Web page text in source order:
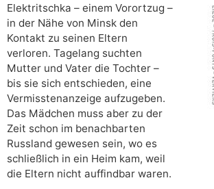
Elektritschka – einem Vorortzug –
in der Nähe von Minsk den
Kontakt zu seinen Eltern
verloren. Tagelang suchten
Mutter und Vater die Tochter –
bis sie sich entschieden, eine
Vermisstenanzeige aufzugeben.
Das Mädchen muss aber zu der
Zeit schon im benachbarten
Russland gewesen sein, wo es
schließlich in ein Heim kam, weil
die Eltern nicht auffindbar waren.